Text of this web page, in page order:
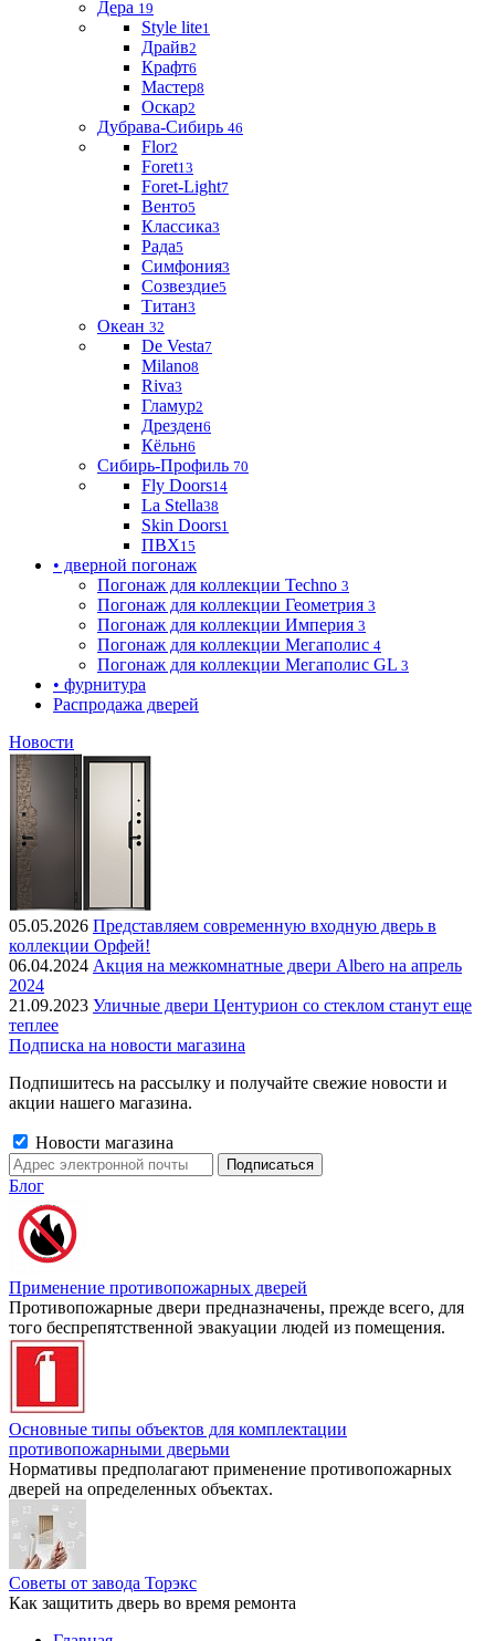
Дера 19
Style lite1
Драйв2
Крафт6
Мастер8
Оскар2
Дубрава-Сибирь 46
Flor2
Foret13
Foret-Light7
Венто5
Классика3
Рада5
Симфония3
Созвездие5
Титан3
Океан 32
De Vesta7
Milano8
Riva3
Гламур2
Дрезден6
Кёльн6
Сибирь-Профиль 70
Fly Doors14
La Stella38
Skin Doors1
ПВХ15
• дверной погонаж
Погонаж для коллекции Techno 3
Погонаж для коллекции Геометрия 3
Погонаж для коллекции Империя 3
Погонаж для коллекции Мегаполис 4
Погонаж для коллекции Мегаполис GL 3
• фурнитура
Распродажа дверей
Новости
05.05.2026 Представляем современную входную дверь в
коллекции Орфей!
06.04.2024 Акция на межкомнатные двери Albero на апрель
2024
21.09.2023 Уличные двери Центурион со стеклом станут еще
теплее
Подписка на новости магазина
Подпишитесь на рассылку и получайте свежие новости и
акции нашего магазина.
Новости магазина
Блог
Применение противопожарных дверей
Противопожарные двери предназначены, прежде всего, для
того беспрепятственной эвакуации людей из помещения.
Основные типы объектов для комплектации
противопожарными дверьми
Нормативы предполагают применение противопожарных
дверей на определенных объектах.
Советы от завода Торэкс
Как защитить дверь во время ремонта